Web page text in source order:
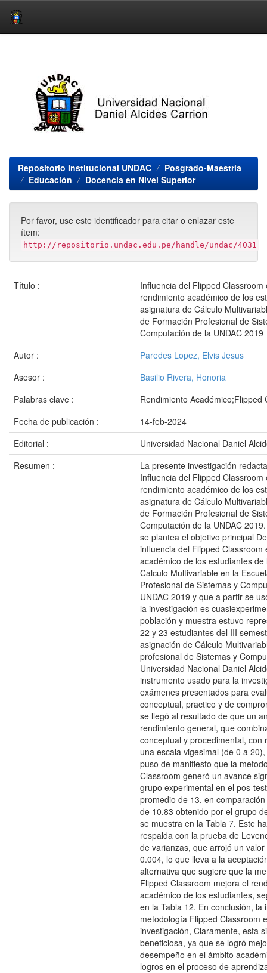
Repositorio Institucional UNDAC
Posgrado-Maestría
Educación
Docencia en Nivel Superior
Por favor, use este identificador para citar o enlazar este
ítem:
http://repositorio.undac.edu.pe/handle/undac/4031
Título :
Influencia del Flipped Classroom
rendimiento académico de los
asignatura de Cálculo
de Formación Profesional de
Computación de la UNDAC 2019
Autor :
Paredes Lopez, Elvis Jesus
Asesor :
Basilio Rivera, Honoria
Palabras clave :
Rendimiento Académico;Flipped
Fecha de publicación :
14-feb-2024
Editorial :
Universidad Nacional Daniel
Resumen :
La presente investigación
Influencia del Flipped Classroom
rendimiento académico de los
asignatura de Cálculo
de Formación Profesional de
Computación de la UNDAC
se plantea el objetivo principal
influencia del Flipped Classroom
académico de los estudiantes
Calculo Multivariable en la
Profesional de Sistemas y
UNDAC 2019 y que a partir se
la investigación es
población y muestra estuvo
22 y 23 estudiantes del III
asignación de Cálculo
profesional de Sistemas y
Universidad Nacional Daniel
instrumento usado para la
exámenes presentados para
conceptual, practico y de
se llegó al resultado de que un
rendimiento general, que
conceptual y procedimental, con
una escala vigesimal (de 0 a
puso de manifiesto que la
Classroom generó un avance
grupo experimental en el pos-
promedio de 13, en
de 10.83 obtenido por el grupo
se muestra en la Tabla 7. Este
respalda con la prueba de
de varianzas, que arrojó un
0.004, lo que lleva a la
alternativa que sugiere que la
Flipped Classroom mejora el
académico de los estudiantes,
en la Tabla 12. En conclusión, la
metodología Flipped Classroom
investigación, Claramente, esta
beneficiosa, ya que se logró
desempeño en el ámbito
logros en el proceso de